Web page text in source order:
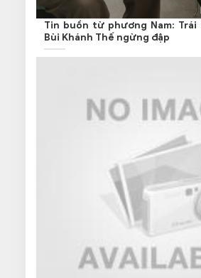
Tin buồn từ phương Nam: Trái
Bùi Khánh Thế ngừng đập